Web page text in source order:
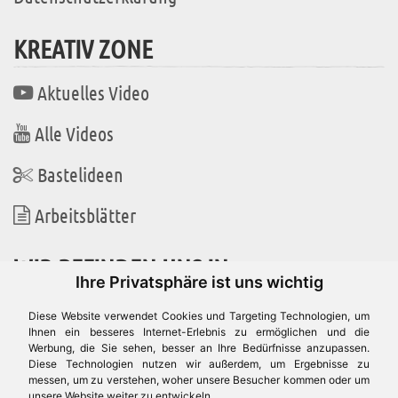
Ihre Privatsphäre ist uns wichtig
Diese Website verwendet Cookies und Targeting Technologien, um
Ihnen ein besseres Internet-Erlebnis zu ermöglichen und die
Werbung, die Sie sehen, besser an Ihre Bedürfnisse anzupassen.
Diese Technologien nutzen wir außerdem, um Ergebnisse zu
messen, um zu verstehen, woher unsere Besucher kommen oder um
KREATIV ZONE
Aktuelles Video
Alle Videos
Bastelideen
Arbeitsblätter
WIR BEFINDEN UNS IN
Es gibt uns auch in